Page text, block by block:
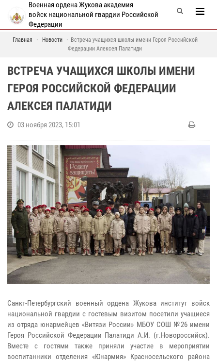
Военная ордена Жукова академия
войск национальной гвардии Российской
Федерации
Главная Новости
Встреча учащихся школы имени Героя Российской
Федерации Алексея Палатиди
ВСТРЕЧА УЧАЩИХСЯ ШКОЛЫ ИМЕНИ
ГЕРОЯ РОССИЙСКОЙ ФЕДЕРАЦИИ
АЛЕКСЕЯ ПАЛАТИДИ
03 ноября 2023, 15:01
Санкт-Петербургский военный ордена Жукова институт войск
национальной гвардии с гостевым визитом посетили учащиеся
из отряда юнармейцев «Витязи России» МБОУ СОШ №26 имени
Героя Российской Федерации Палатиди А.И. (г.Новороссийск).
Вместе с гостями также приняли участие в мероприятии
воспитанники отделения «Юнармия» Красносельского района